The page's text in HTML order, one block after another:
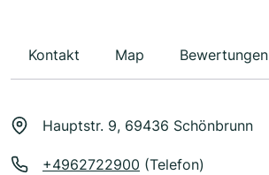
Kontakt Map Bewertungen
Hauptstr. 9, 69436 Schönbrunn
+4962722900 (Telefon)